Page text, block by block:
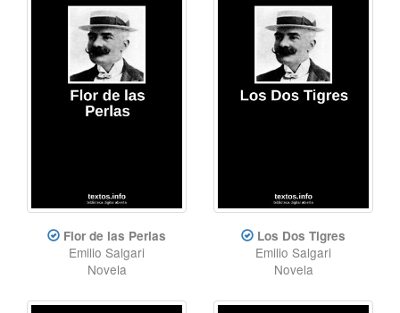
Flor de las Perlas
Emilio Salgari
Novela
Los Dos Tigres
Emilio Salgari
Novela